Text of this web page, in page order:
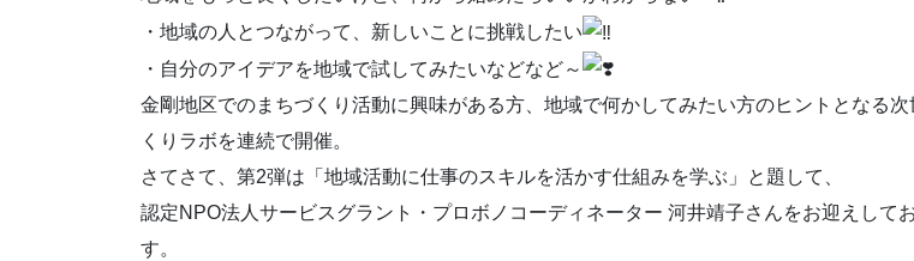
・地域の人とつながって、新しいことに挑戦したい
・自分のアイデアを地域で試してみたいなどなど～
金剛地区でのまちづくり活動に興味がある方、地域で何かしてみたい方のヒントとなる
くりラボを連続で開催。
さてさて、第2弾は「地域活動に仕事のスキルを活かす仕組みを学ぶ」と題して、
認定NPO法人サービスグラント・プロボノコーディネーター 河井靖子さんをお迎えして
す。